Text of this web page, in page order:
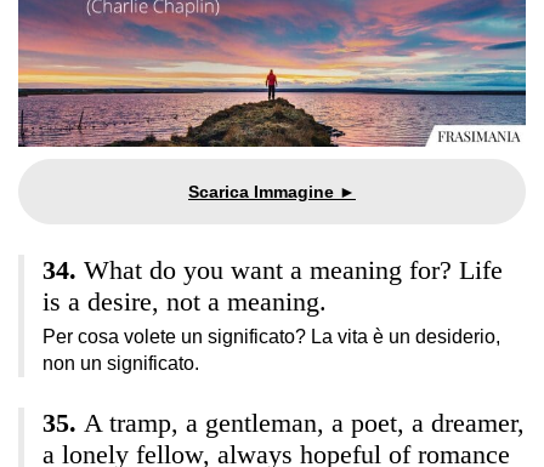
What do you want a meaning for? Life
is a desire, not a meaning.
Per cosa volete un significato? La vita è un desiderio,
non un significato.
A tramp, a gentleman, a poet, a dreamer,
a lonely fellow, always hopeful of romance